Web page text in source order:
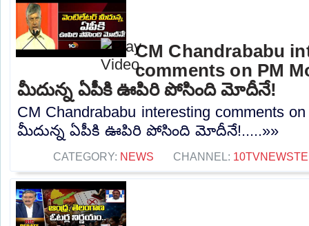
CM Chandrababu
comments on PM
మీదున్న ఏపీకి ఊపిరి పోసింది మోదీనే!
CM Chandrababu interesting comments
మీదున్న ఏపీకి ఊపిరి పోసింది మోదీనే!.....»»
CATEGORY: NEWS CHANNEL: